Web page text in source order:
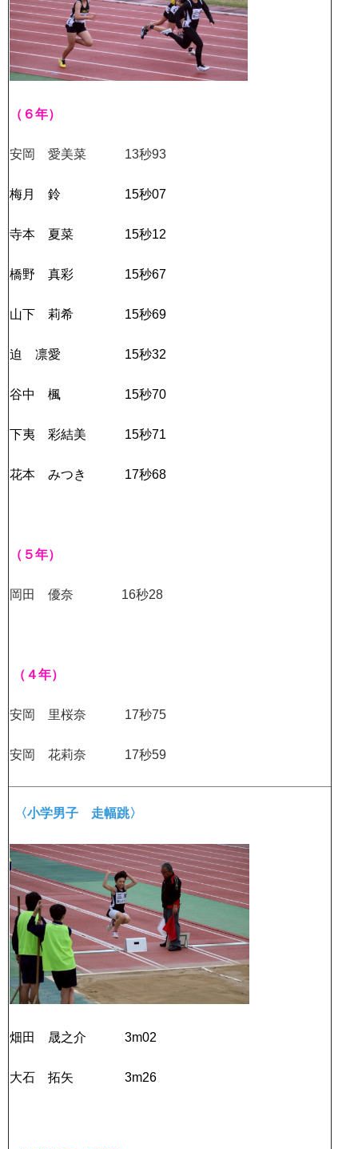
（６年）
安岡 愛美菜 13秒93
梅月 鈴 15秒07
寺本 夏菜 15秒12
橋野 真彩 15秒67
山下 莉希 15秒69
迫 凛愛 15秒32
谷中 楓 15秒70
下夷 彩結美 15秒71
花本 みつき 17秒68
（５年）
岡田 優奈 16秒28
（４年）
安岡 里桜奈 17秒75
安岡 花莉奈 17秒59
〈小学男子 走幅跳〉
畑田 晟之介 3m02
大石 拓矢 3m26